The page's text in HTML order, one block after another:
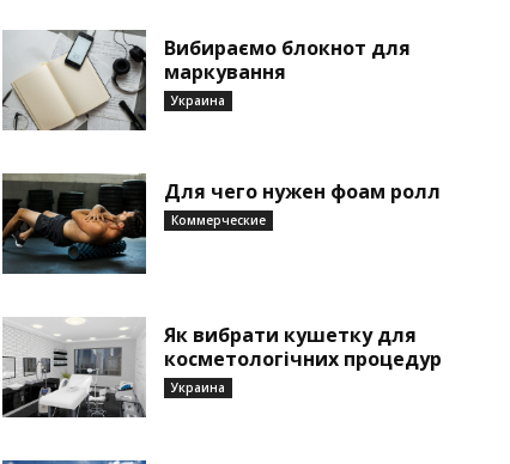
Вибираємо блокнот для
маркування
Украина
Для чего нужен фоам ролл
Коммерческие
Як вибрати кушетку для
косметологічних процедур
Украина